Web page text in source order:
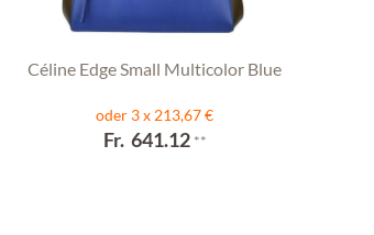
Céline Edge Small Multicolor Blue
oder 3 x 213,67 €
Fr. 641.12**